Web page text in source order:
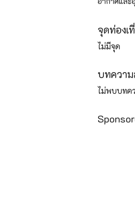
จุดท่องเ
ไม่มีจุด
บทควา
ไม่พบบทค